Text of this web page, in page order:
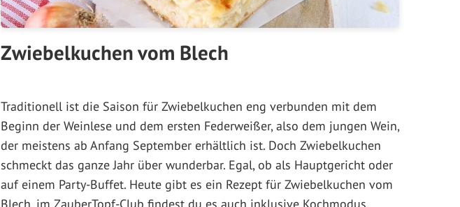
Zwiebelkuchen vom Blech
Traditionell ist die Saison für Zwiebelkuchen eng verbunden mit dem
Beginn der Weinlese und dem ersten Federweißer, also dem jungen Wein,
der meistens ab Anfang September erhältlich ist. Doch Zwiebelkuchen
schmeckt das ganze Jahr über wunderbar. Egal, ob als Hauptgericht oder
auf einem Party-Buffet. Heute gibt es ein Rezept für Zwiebelkuchen vom
Blech, im ZauberTopf-Club findest du es auch inklusive Kochmodus.